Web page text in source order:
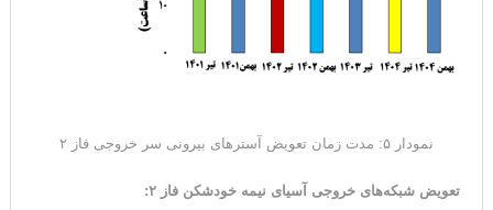
نمودار ۵: مدت زمان تعویض آسترهای بیرونی سر خروجی فاز ۲
تعویض شبکه‌های خروجی آسیای نیمه خودشکن فاز ۲ :